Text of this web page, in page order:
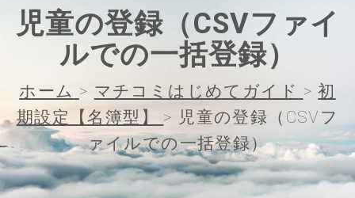
児童の登録（CSVファイ
ルでの一括登録）
ホーム > マチコミはじめてガイド > 初
期設定【名簿型】
> 児童の登録（CSVフ
ァイルでの一括登録）